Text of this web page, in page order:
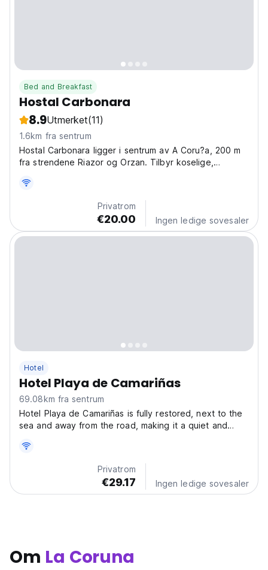
Bed and Breakfast
Hostal Carbonara
8.9Utmerket(11)
1.6km fra sentrum
Hostal Carbonara ligger i sentrum av A Coru?a, 200 m
fra strendene Riazor og Orzan. Tilbyr koselige,
mottak ansikt til ansikt frem til kl. 9.00-17.00, fra
kl.17.00. innsjekkingen vil skje eksternt ved
Privatrom
€20.00 Ingen ledige sovesaler
Hotel
Hotel Playa de Camariñas
69.08km fra sentrum
Hotel Playa de Camariñas is fully restored, next to the
sea and away from the road, making it a quiet and
da Morte and specifically Camariñas, a fishing and lace
village that going to love it. Praia...
Privatrom
€29.17 Ingen ledige sovesaler
Om La Coruna